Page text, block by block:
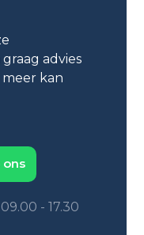
advies
kan
ons
- 17.30